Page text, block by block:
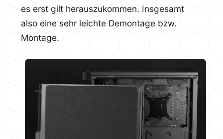
es erst gilt herauszukommen. Insgesamt
also eine sehr leichte Demontage bzw.
Montage.